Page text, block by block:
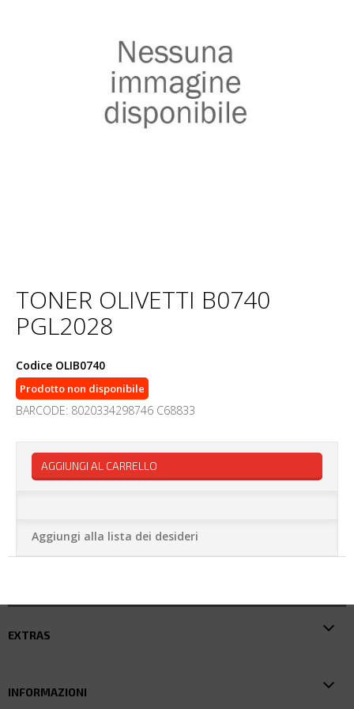
TONER OLIVETTI B0740
PGL2028
Codice OLIB0740
Prodotto non disponibile
BARCODE: 8020334298746 C68833
AGGIUNGI AL CARRELLO
Aggiungi alla lista dei desideri
EXTRAS
INFORMAZIONI